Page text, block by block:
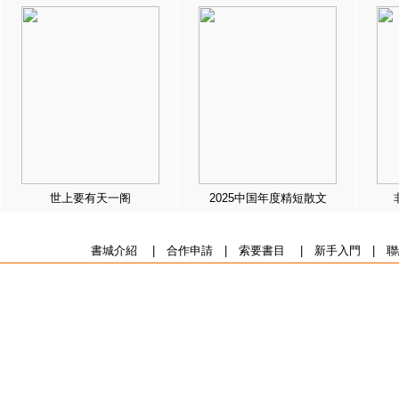
世上要有天一阁 2025中国年度精短散文
書城介紹 合作申請| 索要書目 新手入門